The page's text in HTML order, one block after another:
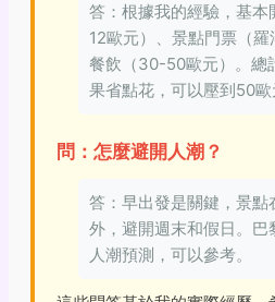
答：根據我的經驗，基本
12歐元）、景點門票（
餐飲（30-50歐元）。總
果省點花，可以壓到50歐
問：怎麼避開人潮？
答：早出發是關鍵，景點
外，避開週末和假日。
人潮預測，可以參考。